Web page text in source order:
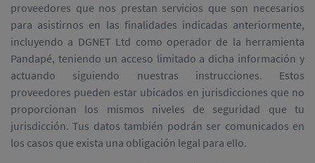
proveedores que nos prestan servicios que son necesarios
para asistirnos en las finalidades indicadas anteriormente,
incluyendo a DGNET Ltd como operador de la herramienta
Pandapé, teniendo un acceso limitado a dicha información y
actuando siguiendo nuestras instrucciones. Estos
proveedores pueden estar ubicados en jurisdicciones que no
proporcionan los mismos niveles de seguridad que tu
jurisdicción. Tus datos también podrán ser comunicados en
los casos que exista una obligación legal para ello.